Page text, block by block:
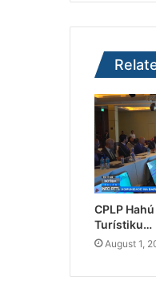
CPLP
Turístiku…
August 1,